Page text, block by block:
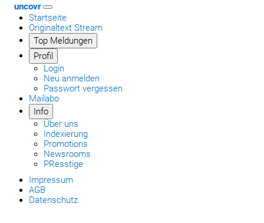
uncovr
Startseite
Originaltext Stream
Top Meldungen
Profil
Login
Neu anmelden
Passwort vergessen
Mailabo
Info
Über uns
Indexierung
Promotions
Newsrooms
PResstige
Impressum
AGB
Datenschutz